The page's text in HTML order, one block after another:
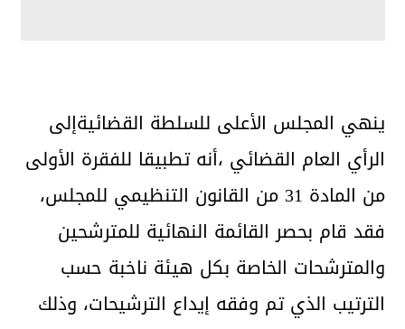
ينهي المجلس الأعلى للسلطة القضائيةإلى
الرأي العام القضائي ،أنه تطبيقا للفقرة الأولى
من المادة 31 من القانون التنظيمي للمجلس،
فقد قام بحصر القائمة النهائية للمترشحين
والمترشحات الخاصة بكل هيئة ناخبة حسب
الترتيب الذي تم وفقه إيداع الترشيحات، وذلك